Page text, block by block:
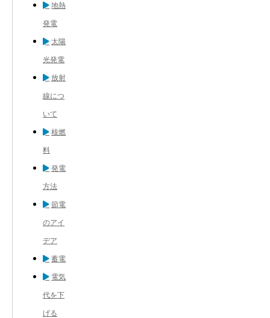
地熱
発電
太陽
光発電
放射
線につ
いて
核燃
料
発電
方法
節電
のアイ
デア
蓄電
電気
代を下
げる